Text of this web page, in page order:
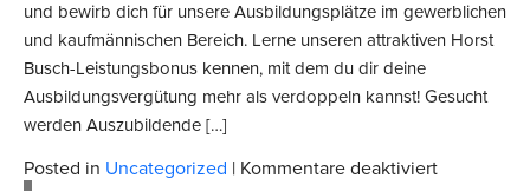
und bewirb dich für unsere Ausbildungsplätze im gewerblichen
und kaufmännischen Bereich. Lerne unseren attraktiven Horst
Busch-Leistungsbonus kennen, mit dem du dir deine
Ausbildungsvergütung mehr als verdoppeln kannst! Gesucht
werden Auszubildende […]
Posted in Uncategorized | Kommentare deaktiviertfür